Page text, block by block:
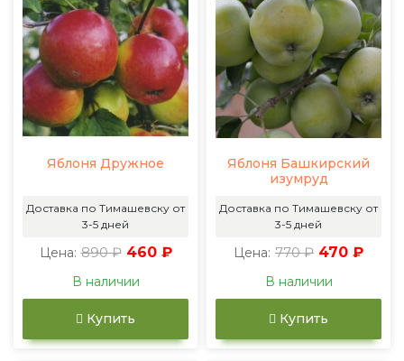
Яблоня Дружное
Доставка по Тимашевску от
3-5 дней
Цена: 890 ₽ 460 ₽
В наличии
Купить
Яблоня Башкирский
изумруд
Доставка по Тимашевску от
3-5 дней
Цена: 770 ₽ 470 ₽
В наличии
Купить